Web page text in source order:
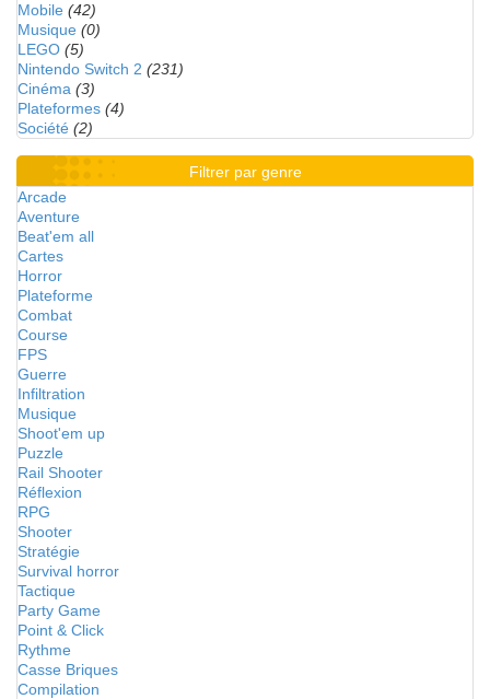
Mobile (42)
Musique (0)
LEGO (5)
Nintendo Switch 2 (231)
Cinéma (3)
Plateformes (4)
Société (2)
Filtrer par genre
Arcade
Aventure
Beat'em all
Cartes
Horror
Plateforme
Combat
Course
FPS
Guerre
Infiltration
Musique
Shoot'em up
Puzzle
Rail Shooter
Réflexion
RPG
Shooter
Stratégie
Survival horror
Tactique
Party Game
Point & Click
Rythme
Casse Briques
Compilation